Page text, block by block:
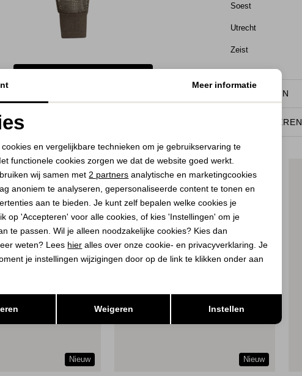
Soest
Utrecht
Zeist
KENMERKEN
RETOURNEREN
Nieuw Nieuw
cookies Marketing cookies
Meer informatie
en vergelijkbare technieken om je gebruikservaring te
functionele cookies zorgen we dat de website goed werkt.
wij samen met 2 partners analytische en marketingcookies
anoniem te analyseren, gepersonaliseerde content te tonen en
aan te bieden. Je kunt zelf bepalen welke cookies je
op 'Accepteren' voor alle cookies, of kies 'Instellingen' om je
te passen. Wil je alleen noodzakelijke cookies? Kies dan
weten? Lees hier alles over onze cookie- en privacyverklaring. Je
je instellingen wijzigingen door op de link te klikken onder aan
Weigeren Instellen